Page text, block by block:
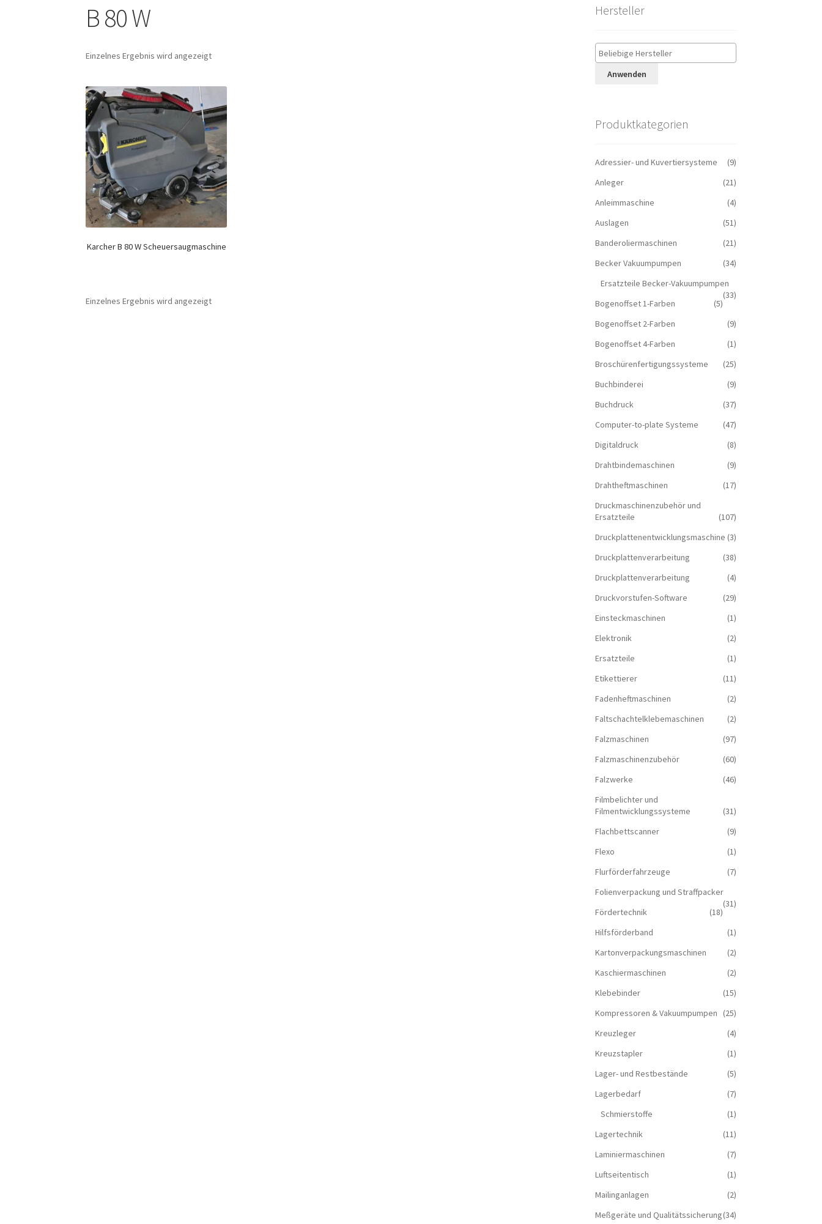
B 80 W
Einzelnes Ergebnis wird angezeigt
Karcher B 80 W Scheuersaugmaschine
Einzelnes Ergebnis wird angezeigt
Hersteller
Anwenden
Produktkategorien
Adressier- und Kuvertiersysteme
(9)
Anleger
(21)
Anleimmaschine
(4)
Auslagen
(51)
Banderoliermaschinen
(21)
Becker Vakuumpumpen
(34)
Ersatzteile Becker-Vakuumpumpen
(33)
Bogenoffset 1-Farben
(5)
Bogenoffset 2-Farben
(9)
Bogenoffset 4-Farben
(1)
Broschürenfertigungssysteme
(25)
Buchbinderei
(9)
Buchdruck
(37)
Computer-to-plate Systeme
(47)
Digitaldruck
(8)
Drahtbindemaschinen
(9)
Drahtheftmaschinen
(17)
Druckmaschinenzubehör und
Ersatzteile
(107)
Druckplattenentwicklungsmaschine (3)
Druckplattenverarbeitung
(38)
Druckplattenverarbeitung
(4)
Druckvorstufen-Software
(29)
Einsteckmaschinen
(1)
Elektronik
(2)
Ersatzteile
(1)
Etikettierer
(11)
Fadenheftmaschinen
(2)
Faltschachtelklebemaschinen
(2)
Falzmaschinen
(97)
Falzmaschinenzubehör
(60)
Falzwerke
(46)
Filmbelichter und
Filmentwicklungssysteme
(31)
Flachbettscanner
(9)
Flexo
(1)
Flurförderfahrzeuge
(7)
Folienverpackung und Straffpacker
(31)
Fördertechnik
(18)
Hilfsförderband
(1)
Kartonverpackungsmaschinen
(2)
Kaschiermaschinen
(2)
Klebebinder
(15)
Kompressoren & Vakuum­pumpen
(25)
Kreuzleger
(4)
Kreuzstapler
(1)
Lager- und Restbestände
(5)
Lagerbedarf
(7)
Schmierstoffe
(1)
Lagertechnik
(11)
Laminiermaschinen
(7)
Luftseitentisch
(1)
Mailinganlagen
(2)
Meßgeräte und Qualitätssicherung(34)